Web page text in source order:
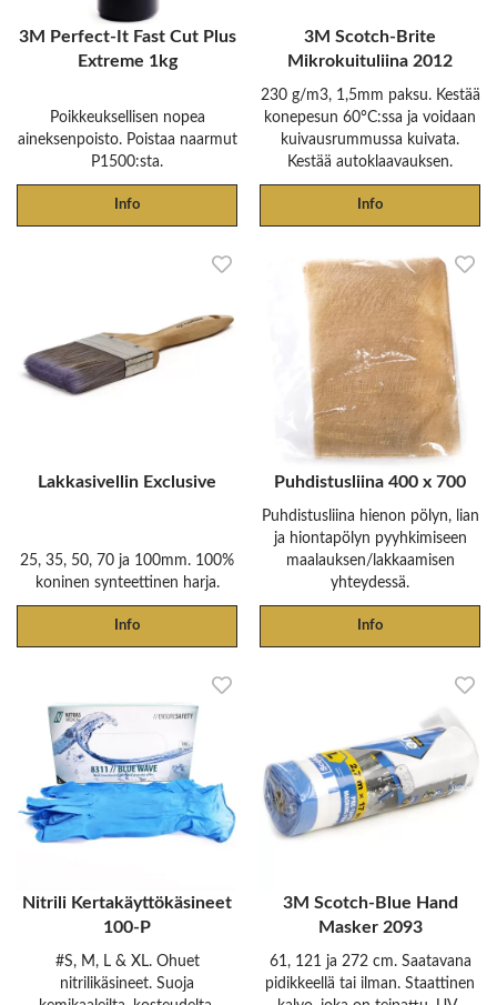
3M Perfect-It Fast Cut Plus
Extreme 1kg
Poikkeuksellisen nopea
aineksenpoisto. Poistaa naarmut
P1500:sta.
Info
3M Scotch-Brite
Mikrokuituliina 2012
230 g/m3, 1,5mm paksu. Kestää
konepesun 60°C:ssa ja voidaan
kuivausrummussa kuivata.
Kestää autoklaavauksen.
Info
Lakkasivellin Exclusive
25, 35, 50, 70 ja 100mm. 100%
koninen synteettinen harja.
Info
Puhdistusliina 400 x 700
Puhdistusliina hienon pölyn, lian
ja hiontapölyn pyyhkimiseen
maalauksen/lakkaamisen
yhteydessä.
Info
Nitrili Kertakäyttökäsineet
100-P
#S, M, L & XL. Ohuet
nitrilikäsineet. Suoja
3M Scotch-Blue Hand
Masker 2093
61, 121 ja 272 cm. Saatavana
pidikkeellä tai ilman. Staattinen